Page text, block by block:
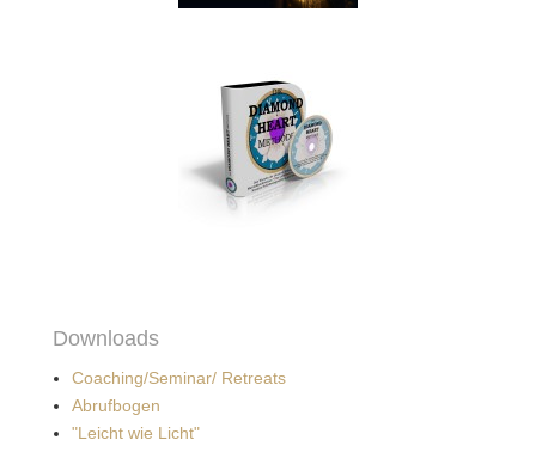
Downloads
Coaching/Seminar/ Retreats
Abrufbogen
"Leicht wie Licht"